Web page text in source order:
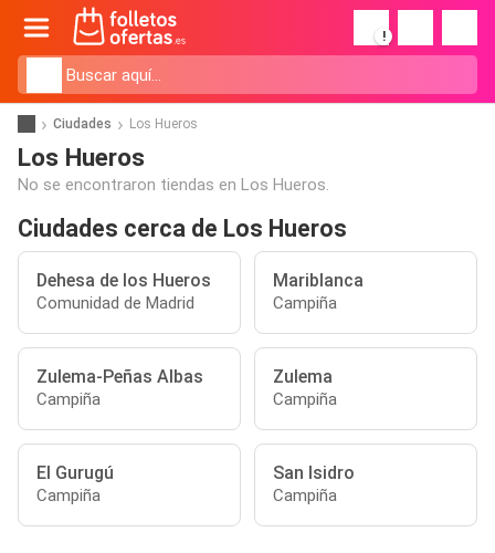
!
Ciudades Los Hueros
Los Hueros
No se encontraron tiendas en Los Hueros.
Ciudades cerca de Los Hueros
Dehesa de los Hueros
Comunidad de Madrid
Mariblanca
Campiña
Zulema-Peñas Albas
Campiña
Zulema
Campiña
El Gurugú
Campiña
San Isidro
Campiña